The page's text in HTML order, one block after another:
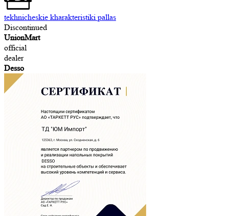
tekhnicheskie kharakteristiki pallas
Discontinued
UnionMart
official
dealer
Desso